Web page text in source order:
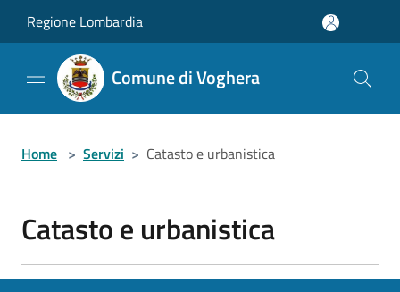
Regione Lombardia
Comune di Voghera
Home > Servizi > Catasto e urbanistica
Catasto e urbanistica